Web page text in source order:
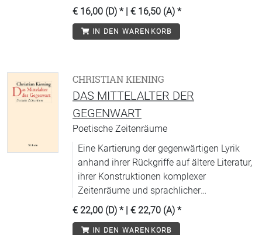
€ 16,00 (D) * | € 16,50 (A) *
IN DEN WARENKORB
CHRISTIAN KIENING
DAS MITTELALTER DER
GEGENWART
Poetische Zeitenräume
Eine Kartierung der gegenwärtigen Lyrik
anhand ihrer Rückgriffe auf ältere Literatur,
ihrer Konstruktionen komplexer
Zeitenräume und sprachlicher
Tiefenschichten.
€ 22,00 (D) * | € 22,70 (A) *
IN DEN WARENKORB